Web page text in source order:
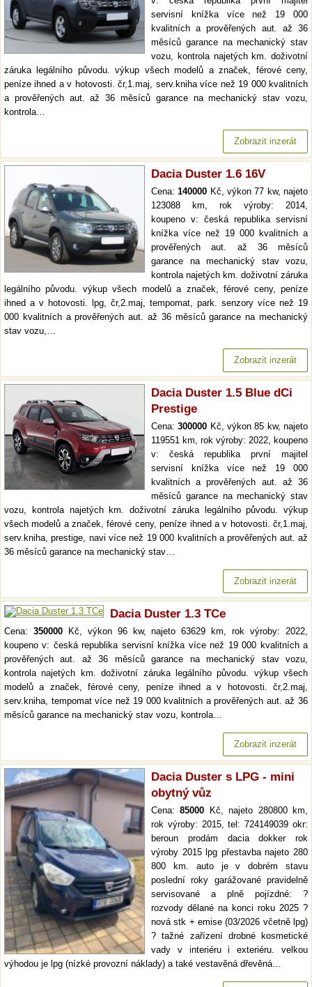
servisní knížka více než 19 000
kvalitních a prověřených aut. až 36
měsíců garance na mechanický stav
vozu, kontrola najetých km. doživotní
záruka legálního původu. výkup všech modelů a značek, férové ceny,
peníze ihned a v hotovosti. čr,1.maj, serv.kniha více než 19 000 kvalitních
a prověřených aut. až 36 měsíců garance na mechanický stav vozu,
kontrola…
Zobrazit inzerát
Dacia Duster 1.6 16V
Cena:140000 Kč, výkon 77 kw, najeto
123088 km, rok výroby: 2014,
koupeno v: česká republika servisní
knížka více než 19 000 kvalitních a
prověřených aut. až 36 měsíců
garance na mechanický stav vozu,
kontrola najetých km. doživotní záruka
legálního původu. výkup všech modelů a značek, férové ceny, peníze
ihned a v hotovosti. lpg, čr,2.maj, tempomat, park. senzory více než 19
000 kvalitních a prověřených aut. až 36 měsíců garance na mechanický
stav vozu,…
Zobrazit inzerát
Dacia Duster 1.5 Blue dCi
Prestige
Cena:300000 Kč, výkon 85 kw, najeto
119551 km, rok výroby: 2022, koupeno
v: česká republika první majitel
servisní knížka více než 19 000
kvalitních a prověřených aut. až 36
měsíců garance na mechanický stav
vozu, kontrola najetých km. doživotní záruka legálního původu. výkup
všech modelů a značek, férové ceny, peníze ihned a v hotovosti. čr,1.maj,
serv.kniha, prestige, navi více než 19 000 kvalitních a prověřených aut. až
36 měsíců garance na mechanický stav…
Zobrazit inzerát
Dacia Duster 1.3 TCe
Cena: 350000Kč, výkon 96 kw, najeto 63629 km, rok výroby: 2022,
koupeno v: česká republika servisní knížka více než 19 000 kvalitních a
prověřených aut. až 36 měsíců garance na mechanický stav vozu,
kontrola najetých km. doživotní záruka legálního původu. výkup všech
modelů a značek, férové ceny, peníze ihned a v hotovosti. čr,2.maj,
serv.kniha, tempomat více než 19 000 kvalitních a prověřených aut. až 36
měsíců garance na mechanický stav vozu, kontrola…
Zobrazit inzerát
Dacia Duster s LPG - mini
obytný vůz
Cena:85000 Kč, najeto 280800 km,
rok výroby: 2015, tel: 724149039 okr:
beroun prodám dacia dokker rok
výroby 2015 lpg přestavba najeto 280
800 km. auto je v dobrém stavu
poslední roky garážované pravidelně
servisované a plně pojízdné: ?
rozvody dělané na konci roku 2025 ?
nová stk + emise (03/2026 včetně lpg)
? tažné zařízení drobné kosmetické
vady v interiéru i exteriéru. velkou
výhodou je lpg (nízké provozní náklady) a také vestavěná dřevěná…